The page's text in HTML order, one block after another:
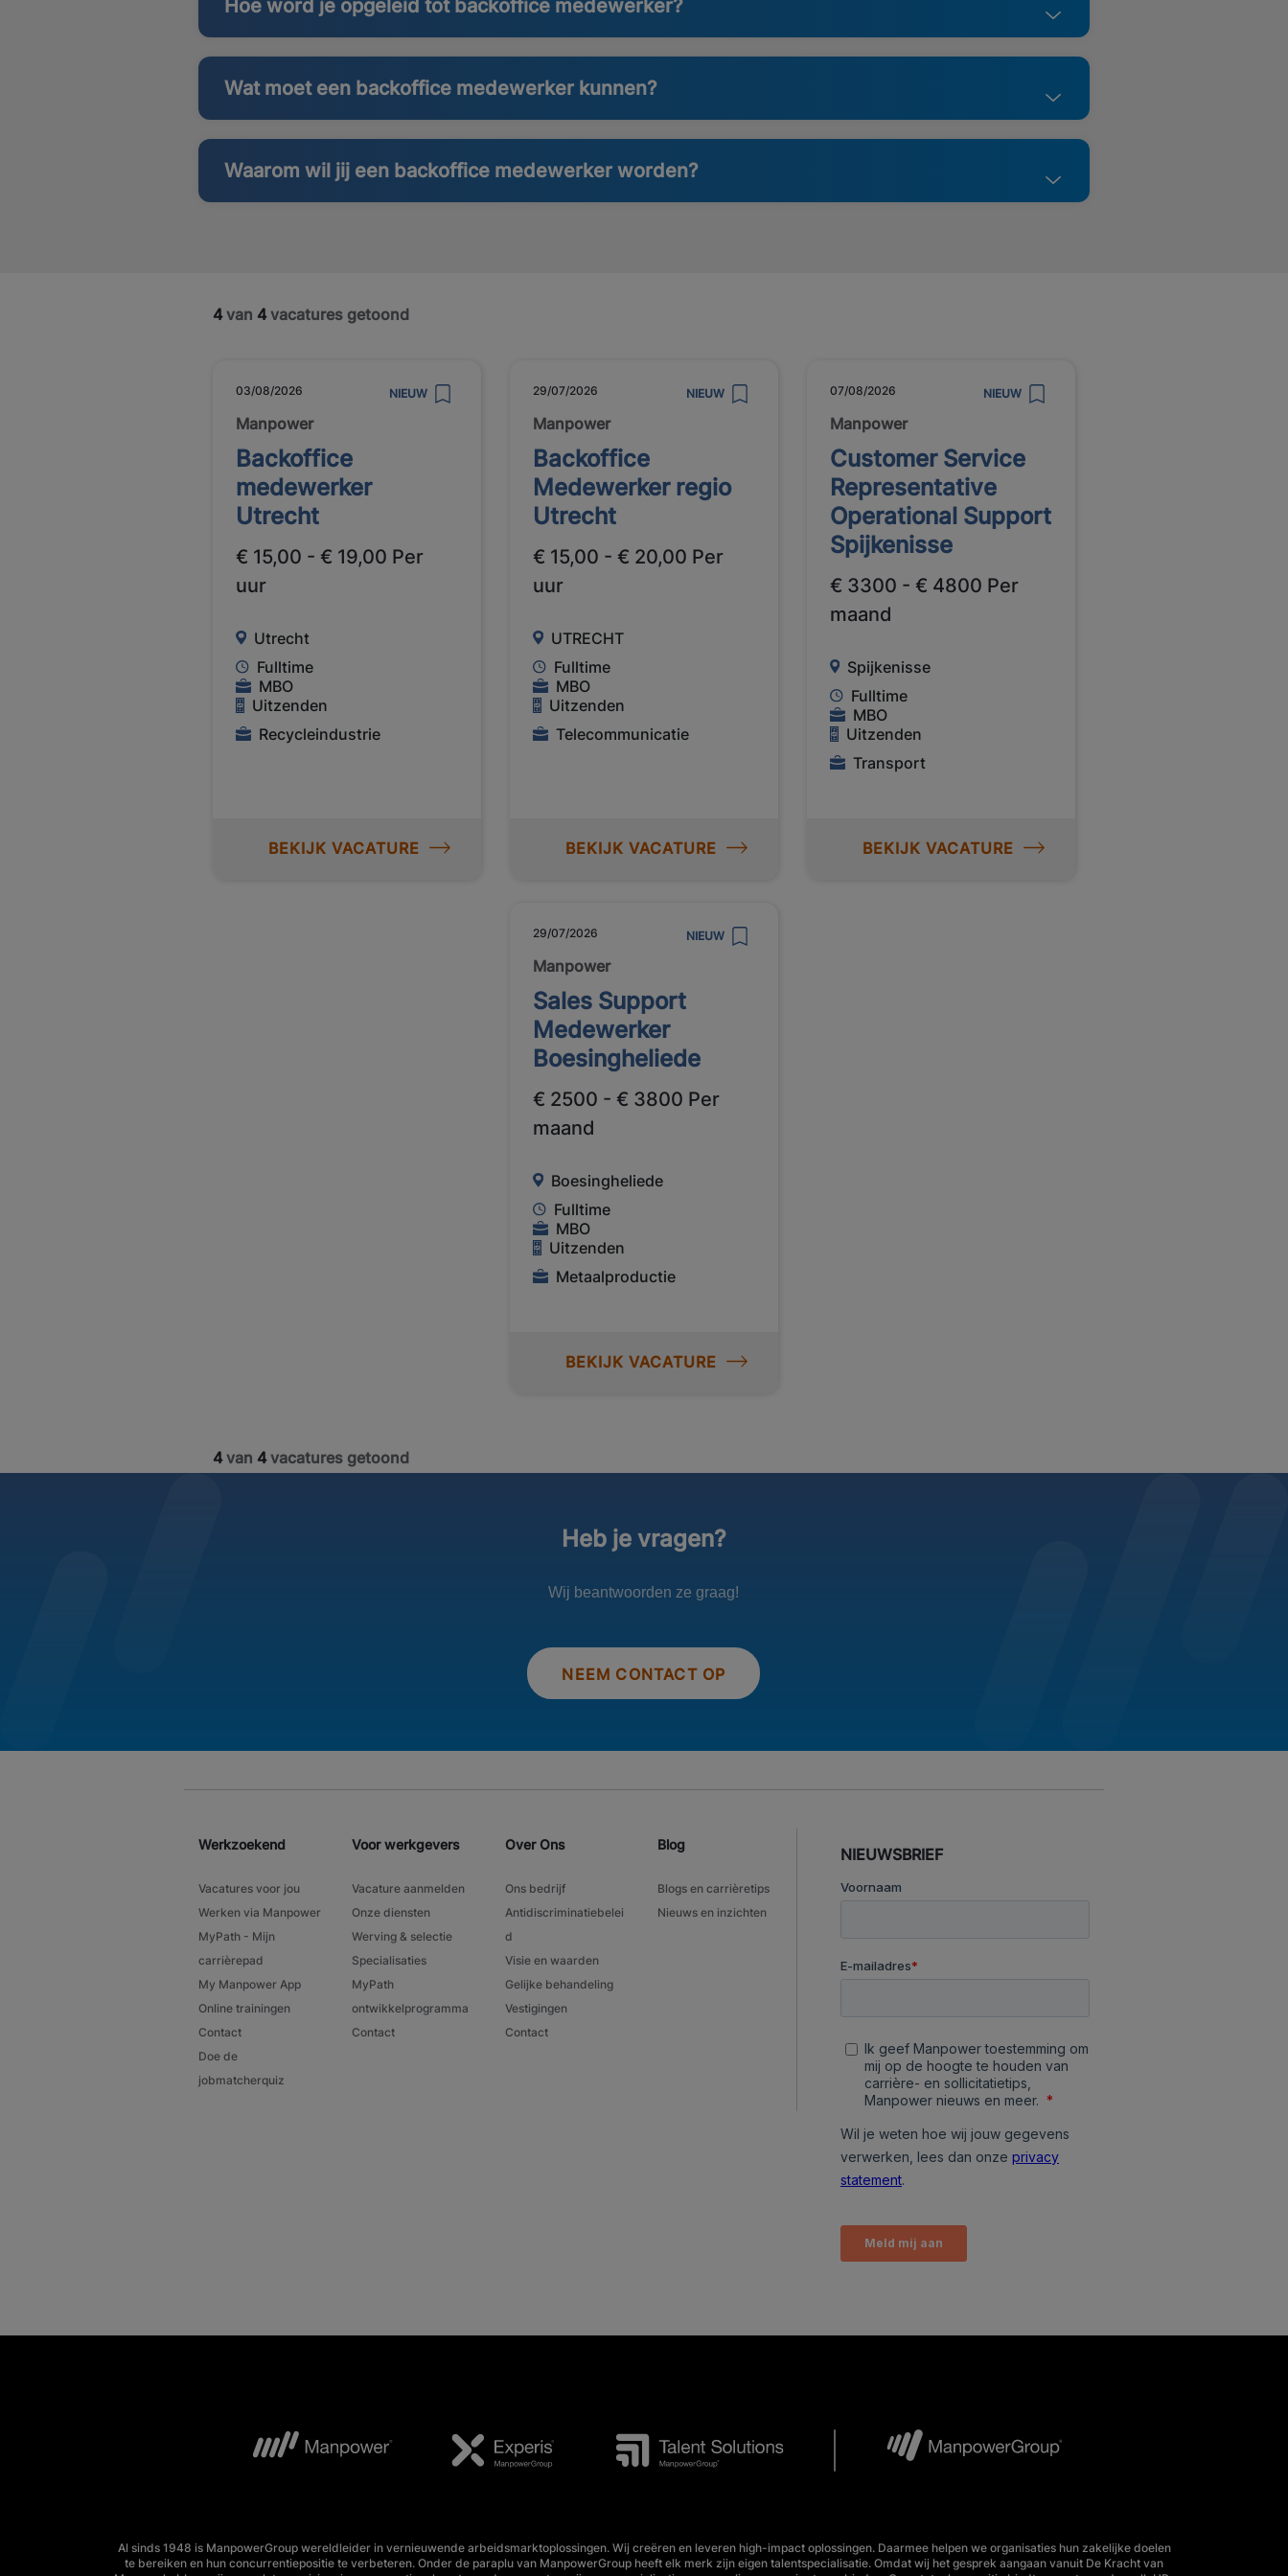
Hoe word je opgeleid tot backoffice medewerker?
Wat moet een backoffice medewerker kunnen?
Waarom wil jij een backoffice medewerker worden?
4van 4vacatures getoond
03/08/2026 NIEUW
Manpower
Backoffice
medewerker
Utrecht
€ 15,00 - € 19,00 Per
uur
Utrecht
Fulltime
MBO
Uitzenden
Recycleindustrie
BEKIJK VACATURE
29/07/2026 NIEUW
Manpower
Backoffice
Medewerker regio
Utrecht
€ 15,00 - € 20,00 Per
uur
UTRECHT
Fulltime
MBO
Uitzenden
Telecommunicatie
BEKIJK VACATURE
07/08/2026 NIEUW
Manpower
Customer Service
Representative
Operational Support
Spijkenisse
€ 3300 - € 4800 Per
maand
Spijkenisse
Fulltime
MBO
Uitzenden
Transport
BEKIJK VACATURE
29/07/2026 NIEUW
Manpower
Sales Support
Medewerker
Boesingheliede
€ 2500 - € 3800 Per
maand
Boesingheliede
Fulltime
MBO
Uitzenden
Metaalproductie
BEKIJK VACATURE
4van 4vacatures getoond
Heb je vragen?
Wij beantwoorden ze graag!
NEEM CONTACT OP
Werkzoekend
Vacatures voor jou
Werken via Manpower
MyPath - Mijn
carrièrepad
My Manpower App
Online trainingen
Contact
Doe de
jobmatcherquiz
Voor werkgevers
Vacature aanmelden
Onze diensten
Werving & selectie
Specialisaties
MyPath
ontwikkelprogramma
Contact
Over Ons
Ons bedrijf
Antidiscriminatiebelei
d
Visie en waarden
Gelijke behandeling
Vestigingen
Contact
Blog
Blogs en carrièretips
Nieuws en inzichten
NIEUWSBRIEF
Al sinds 1948 is ManpowerGroup wereldleider in vernieuwende arbeidsmarktoplossingen. Wij creëren en leveren high-impact oplossingen. Daarmee helpen we organisaties hun zakelijke doelen
te bereiken en hun concurrentiepositie te verbeteren. Onder de paraplu van ManpowerGroup heeft elk merk zijn eigen talentspecialisatie. Omdat wij het gesprek aangaan vanuit De Kracht van